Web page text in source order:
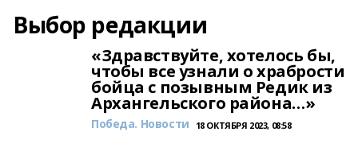
Выбор редакции
«Здравствуйте, хотелось бы,
чтобы все узнали о храбрости
бойца с позывным Редик из
Архангельского района…»
Победа. Новости 18 ОКТЯБРЯ 2023, 08:58